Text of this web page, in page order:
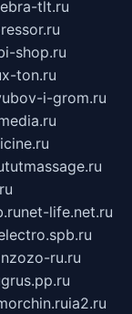
tlt.ru
shop.ru
x-ton.ru
i-grom.ru
tutmassage.ru
net-life.net.ru
ru.ru
ia2.ru